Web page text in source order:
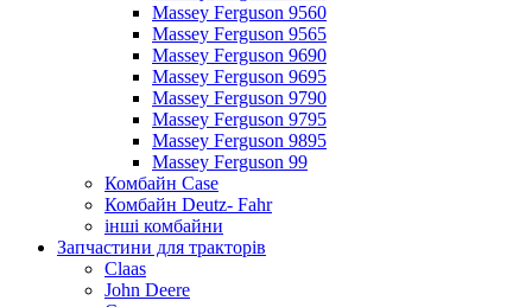
Massey Ferguson 9560
Massey Ferguson 9565
Massey Ferguson 9690
Massey Ferguson 9695
Massey Ferguson 9790
Massey Ferguson 9795
Massey Ferguson 9895
Massey Ferguson 99
Комбайн Case
Комбайн Deutz- Fahr
інші комбайни
Запчастини для тракторів
Claas
John Deere